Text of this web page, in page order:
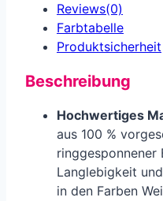
Reviews(0)
Farbtabelle
Produkt­sicherheit
Beschreibung
Hochwertiges
aus 100 %
ringgesponnener
Langlebigkeit
in den Farben